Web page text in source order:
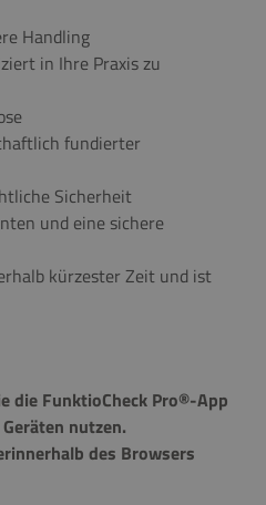
Handling
in Ihre Praxis zu
fundierter
Sicherheit
und eine sichere
kürzester Zeit und ist
die FunktioCheck Pro®-App
nutzen.
des Browsers